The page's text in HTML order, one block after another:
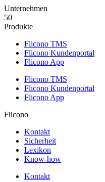
Unternehmen
50
Produkte
Flicono TMS
Flicono Kundenportal
Flicono App
Flicono TMS
Flicono Kundenportal
Flicono App
Flicono
Kontakt
Sicherheit
Lexikon
Know-how
Kontakt